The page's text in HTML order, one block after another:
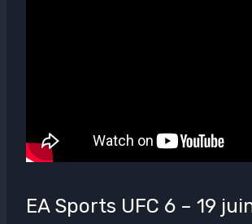
EA Sports UFC 6 – 19